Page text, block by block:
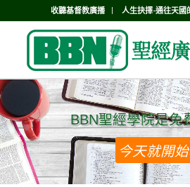
收聽基督教廣播 人生抉擇-通往天國
BBN聖經學院是免
BBN聖經學院是免
今天就開